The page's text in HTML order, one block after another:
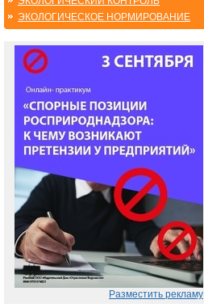
ЭКОЛОГИЧЕСКОЕ НОРМИРОВАНИЕ
Разместить рекламу